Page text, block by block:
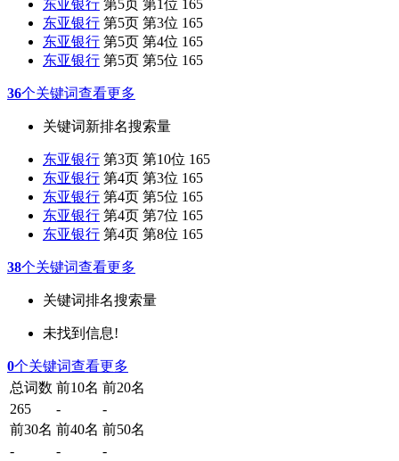
东亚银行 第5页 第1位 165
东亚银行 第5页 第3位 165
东亚银行 第5页 第4位 165
东亚银行 第5页 第5位 165
36个关键词查看更多
关键词新排名搜索量
东亚银行 第3页 第10位 165
东亚银行 第4页 第3位 165
东亚银行 第4页 第5位 165
东亚银行 第4页 第7位 165
东亚银行 第4页 第8位 165
38个关键词查看更多
关键词排名搜索量
未找到信息!
0个关键词查看更多
总词数 前10名 前20名
265
-
-
前30名 前40名 前50名
-
-
-